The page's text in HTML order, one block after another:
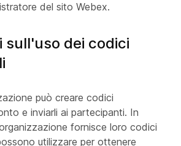
del sito Webex.
sull'uso dei codici
può creare codici
e inviarli ai partecipanti. In
fornisce loro codici
utilizzare per ottenere